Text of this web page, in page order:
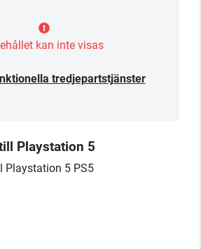
kan inte visas
tredjepartstjänster
Playstation 5
Playstation 5 PS5